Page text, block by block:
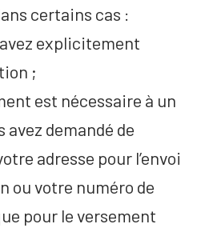
certains cas :
explicitement
;
est nécessaire à un
avez demandé de
adresse pour l’envoi
ou votre numéro de
pour le versement